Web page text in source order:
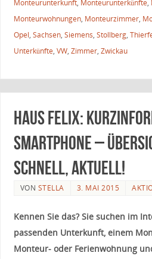
Monteurunterkunft, Monteurunterkünfte,
Monteurwohnungen, Monteurzimmer,
Opel, Sachsen, Siemens, Stollberg,
Unterkünfte, VW, Zimmer, Zwickau
Haus FELIX:
Smartphone –
schnell, aktuell!
VON STELLA 3. MAI 2015
Kennen Sie das? Sie suchen im
passenden Unterkunft, einem
Monteur- oder Ferienwohnung